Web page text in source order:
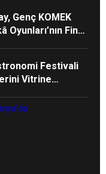
Genç KOMEK
Oyunları’nın Final
Festivali
Vitrine